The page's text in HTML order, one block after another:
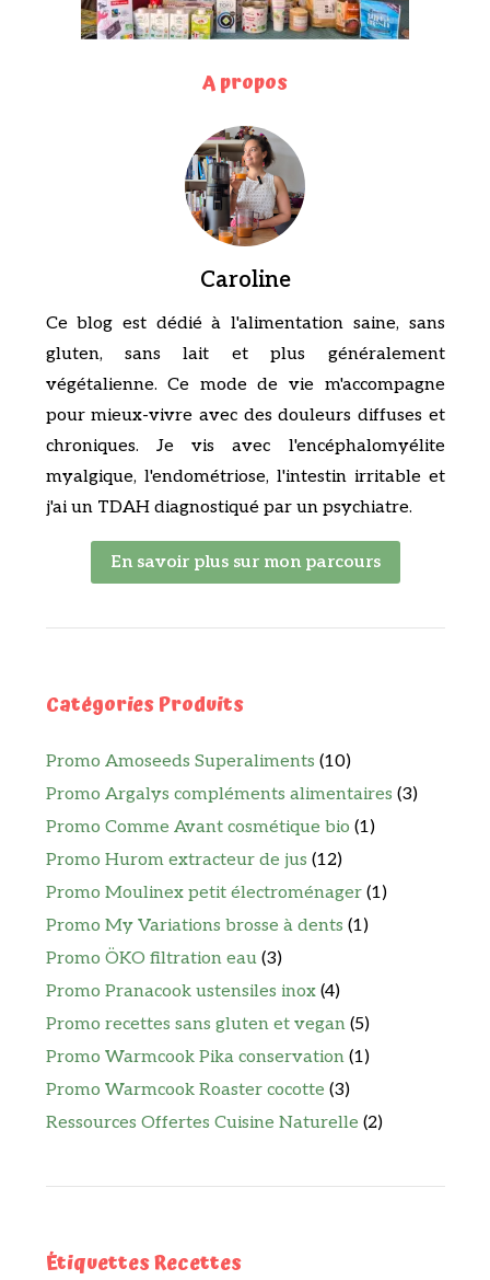
A propos
Caroline
Ce blog est dédié à l'alimentation saine, sans
gluten, sans lait et plus généralement
végétalienne. Ce mode de vie m'accompagne
pour mieux-vivre avec des douleurs diffuses et
chroniques. Je vis avec l'encéphalomyélite
myalgique, l'endométriose, l'intestin irritable et
j'ai un TDAH diagnostiqué par un psychiatre.
En savoir plus sur mon parcours
Catégories Produits
Promo Amoseeds Superaliments (10)
Promo Argalys compléments alimentaires (3)
Promo Comme Avant cosmétique bio (1)
Promo Hurom extracteur de jus (12)
Promo Moulinex petit électroménager (1)
Promo My Variations brosse à dents (1)
Promo ÖKO filtration eau (3)
Promo Pranacook ustensiles inox (4)
Promo recettes sans gluten et vegan (5)
Promo Warmcook Pika conservation (1)
Promo Warmcook Roaster cocotte (3)
Ressources Offertes Cuisine Naturelle (2)
Étiquettes Recettes